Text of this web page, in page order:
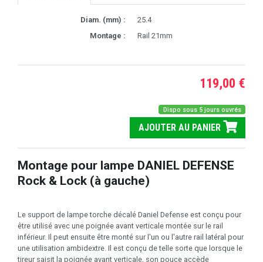
Diam. (mm) :
25.4
Montage :
Rail 21mm
119,00 €
Dispo sous 5 jours ouvrés
AJOUTER AU PANIER
Montage pour lampe DANIEL DEFENSE
Rock & Lock (à gauche)
Le support de lampe torche décalé Daniel Defense est conçu pour
être utilisé avec une poignée avant verticale montée sur le rail
inférieur. Il peut ensuite être monté sur l'un ou l'autre rail latéral pour
une utilisation ambidextre. Il est conçu de telle sorte que lorsque le
tireur saisit la poignée avant verticale, son pouce accède